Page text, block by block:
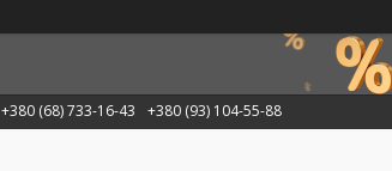
+380 (68) 733-16-43 +380 (93) 104-55-88